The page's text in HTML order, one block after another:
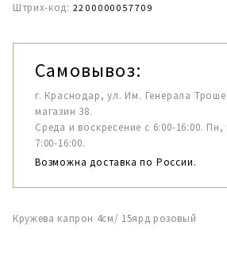
Штрих-код: 2200000057709
Самовывоз:
г. Краснодар, ул. Им. Генерала
магазин 38.
Среда и воскресение с 6:00-16:00.
7:00-16:00.
Возможна доставка по России.
Кружева капрон 4см/ 15ярд розовый